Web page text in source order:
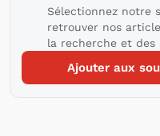
Sélectionnez notre
retrouver nos
la recherche et des
Ajouter aux